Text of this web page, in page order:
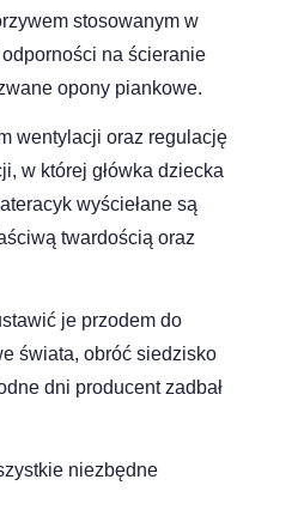
stosowanym w
na ścieranie
opony piankowe.
wentylacji oraz regulację
w której główka dziecka
wyściełane są
twardością oraz
je przodem do
świata, obróć siedzisko
dni producent zadbał
niezbędne